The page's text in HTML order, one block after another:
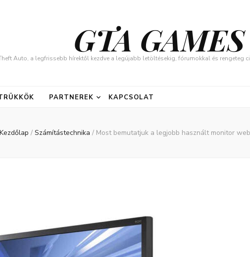
GTA GAMES
Auto, a legfrissebb hírektől kezdve a legújabb letöltésekig, fórumokkal és rengeteg
PARTNEREK KAPCSOLAT
Kezdőlap / Számítástechnika / Most bemutatjuk a legjobb használt monitor